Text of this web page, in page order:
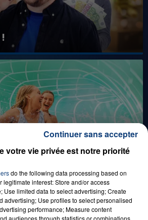
POUR TOUTE LA
!
votre vie privée est notre priorité
do the following data processing based on
legitimate interest: Store and/or access
Use limited data to select advertising; Create
advertising; Use profiles to select personalised
performance; Measure content
audiences through statistics or combinations
Continuer sans accepter